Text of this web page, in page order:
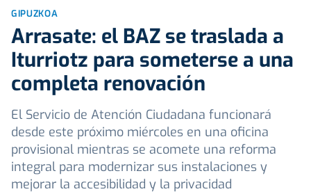
GIPUZKOA
Arrasate: el BAZ se traslada a
Iturriotz para someterse a una
completa renovación
El Servicio de Atención Ciudadana funcionará
desde este próximo miércoles en una oficina
provisional mientras se acomete una reforma
integral para modernizar sus instalaciones y
mejorar la accesibilidad y la privacidad